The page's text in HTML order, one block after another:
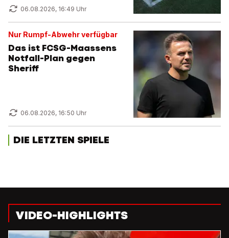
06.08.2026, 16:49 Uhr
Nur Rumpf-Abwehr verfügbar
Das ist FCSG-Maassens
Notfall-Plan gegen
Sheriff
06.08.2026, 16:50 Uhr
DIE LETZTEN SPIELE
VIDEO-HIGHLIGHTS